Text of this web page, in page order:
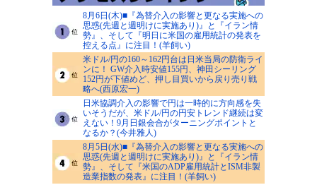
8月6日(木)■『為替介入の影響と更なる実施への
思惑(先週と週明けに実施あり)』と『イラン情
勢』、そして『明日に米国の雇用統計の発表を
控える点』に注目！(羊飼い)
米ドル/円の160～162円台は日米当局の防衛ライ
ンに！ GW介入時安値155円、神田シーリング
152円が下値めど、押し目買いから戻り売り戦
略へ(西原宏一)
日米協調介入の影響で円は一時的に方向感を失
いそうだが、米ドル/円の円安トレンド継続は変
えない！9月日銀会合がターニングポイントと
なるか？(今井雅人)
8月5日(水)■『為替介入の影響と更なる実施への
思惑(先週と週明けに実施あり)』と『イラン情
勢』、そして『米国のADP雇用統計とISM非製
造業指数の発表』に注目！(羊飼い)